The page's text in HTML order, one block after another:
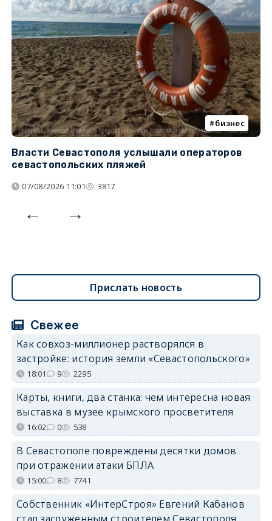
бизнес
Власти Севастополя услышали операторов
севастопольских пляжей
07/08/2026 11:01 3817
Прислать новость
Свежее
Как совхоз-миллионер растворялся в
застройке: история земли «Севастопольского»
18:01 9 2295
Карты, книги, два станка: чем интересна новая
выставка в музее крымского просветителя
16:02 0 538
В Севастополе повреждены десятки домов
при отражении атаки БПЛА
15:00 8 7741
Собственник «ИнтерСтроя» Евгений Кабанов
стал заслуженным строителем Севастополя